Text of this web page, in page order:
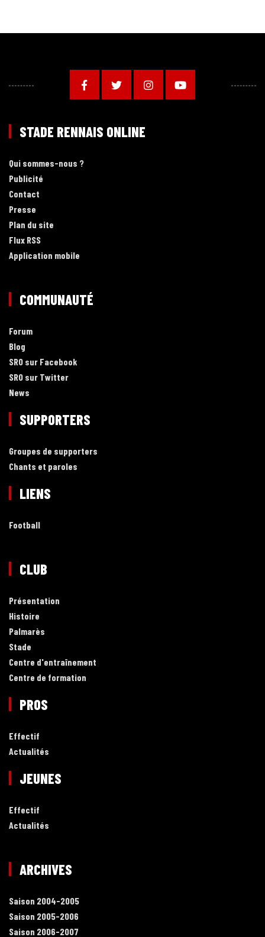
STADE RENNAIS ONLINE
Qui sommes-nous ?
Publicité
Contact
Presse
Plan du site
Flux RSS
Application mobile
COMMUNAUTÉ
Forum
Blog
SRO sur Facebook
SRO sur Twitter
News
SUPPORTERS
Groupes de supporters
Chants et paroles
LIENS
Football
CLUB
Présentation
Histoire
Palmarès
Stade
Centre d'entraînement
Centre de formation
PROS
Effectif
Actualités
JEUNES
Effectif
Actualités
ARCHIVES
Saison 2004-2005
Saison 2005-2006
Saison 2006-2007